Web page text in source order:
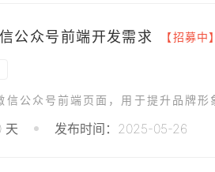
公众号前端开发需求 【招募中】
天 发布时间：2025-05-26